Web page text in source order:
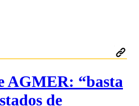
AGMER: “basta
de